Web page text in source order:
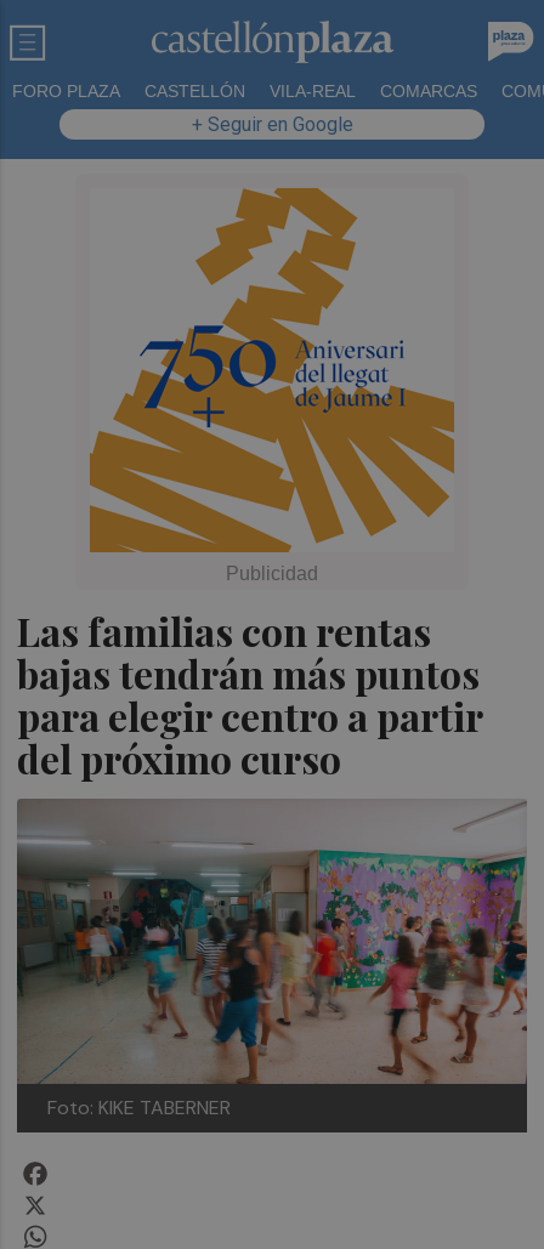
FORO PLAZA CASTELLÓN VILA-REAL COMARCAS
+ Seguir en Google
Las familias con rentas
bajas tendrán más puntos
para elegir centro a partir
del próximo curso
Foto: KIKE TABERNER